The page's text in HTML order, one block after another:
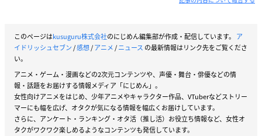
このページはkusuguru株式会社のにじめん編集部が作成・配信しています。 ア
イドリッシュセブン/感想/アニメ/ニュース の最新情報はリンク先をご覧くださ
い。
アニメ・ゲーム・漫画などの2次元コンテンツや、声優・舞台・俳優などの情
報・話題をお届けする情報メディア「にじめん」。
女性向けアニメをはじめ、少年アニメやキャラクター作品、VTuberなどストリー
マーにも幅を広げ、オタクが気になる情報を幅広くお届けしています。
さらに、アンケート・ランキング・オタ活（推し活）お役立ち情報など、女性オ
タクがワクワク楽しめるようなコンテンツも発信しています。